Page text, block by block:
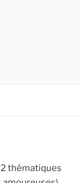
thématiques